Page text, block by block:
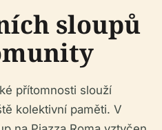
sloupů
přítomnosti slouží
kolektivní paměti. V